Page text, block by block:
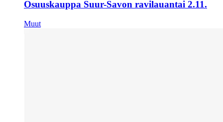
Osuuskauppa Suur-Savon ravilauantai 2.11.
Muut